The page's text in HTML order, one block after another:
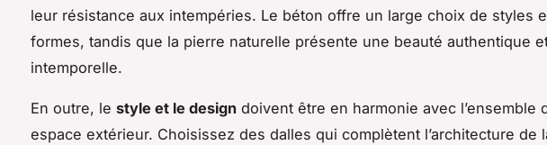
leur résistance aux intempéries. Le béton offre un large choix de styles
formes, tandis que la pierre naturelle présente une beauté authentique
intemporelle.
En outre, le style et le design doivent être en harmonie avec l’ensemble
espace extérieur. Choisissez des dalles qui complètent l’architecture de